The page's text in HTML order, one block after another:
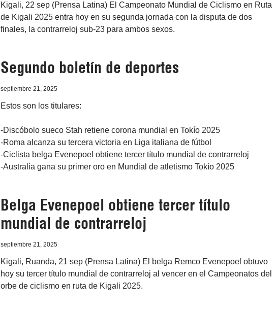
Kigali, 22 sep (Prensa Latina) El Campeonato Mundial de Ciclismo en Ruta
de Kigali 2025 entra hoy en su segunda jornada con la disputa de dos
finales, la contrarreloj sub-23 para ambos sexos.
Segundo boletín de deportes
septiembre 21, 2025
Estos son los titulares:
-Discóbolo sueco Stah retiene corona mundial en Tokío 2025
-Roma alcanza su tercera victoria en Liga italiana de fútbol
-Ciclista belga Evenepoel obtiene tercer título mundial de contrarreloj
-Australia gana su primer oro en Mundial de atletismo Tokío 2025
Belga Evenepoel obtiene tercer título
mundial de contrarreloj
septiembre 21, 2025
Kigali, Ruanda, 21 sep (Prensa Latina) El belga Remco Evenepoel obtuvo
hoy su tercer título mundial de contrarreloj al vencer en el Campeonatos del
orbe de ciclismo en ruta de Kigali 2025.